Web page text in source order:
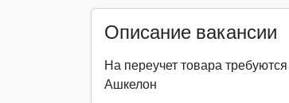
Описание вакансии
На переучет товара
Ашкелон